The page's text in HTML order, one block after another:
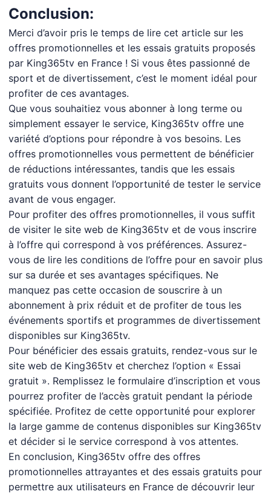
Conclusion:
Merci d’avoir pris le temps de lire cet article sur les
offres promotionnelles et les essais gratuits proposés
par King365tv en France ! Si vous êtes passionné de
sport et de divertissement, c’est le moment idéal pour
profiter de ces avantages.
Que vous souhaitiez vous abonner à long terme ou
simplement essayer le service, King365tv offre une
variété d’options pour répondre à vos besoins. Les
offres promotionnelles vous permettent de bénéficier
de réductions intéressantes, tandis que les essais
gratuits vous donnent l’opportunité de tester le service
avant de vous engager.
Pour profiter des offres promotionnelles, il vous suffit
de visiter le site web de King365tv et de vous inscrire
à l’offre qui correspond à vos préférences. Assurez-
vous de lire les conditions de l’offre pour en savoir plus
sur sa durée et ses avantages spécifiques. Ne
manquez pas cette occasion de souscrire à un
abonnement à prix réduit et de profiter de tous les
événements sportifs et programmes de divertissement
disponibles sur King365tv.
Pour bénéficier des essais gratuits, rendez-vous sur le
site web de King365tv et cherchez l’option « Essai
gratuit ». Remplissez le formulaire d’inscription et vous
pourrez profiter de l’accès gratuit pendant la période
spécifiée. Profitez de cette opportunité pour explorer
la large gamme de contenus disponibles sur King365tv
et décider si le service correspond à vos attentes.
En conclusion, King365tv offre des offres
promotionnelles attrayantes et des essais gratuits pour
permettre aux utilisateurs en France de découvrir leur